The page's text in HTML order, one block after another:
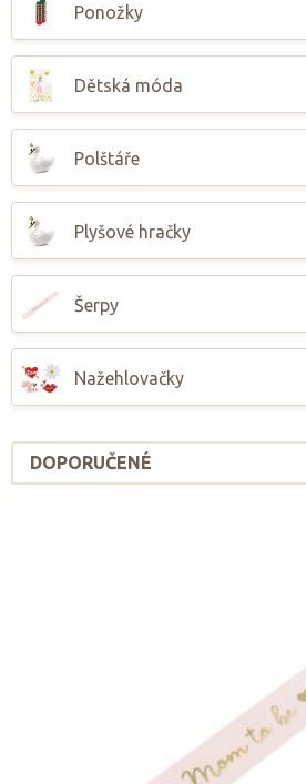
Ponožky
Dětská móda
Polštáře
Plyšové hračky
Šerpy
Nažehlovačky
DOPORUČENÉ